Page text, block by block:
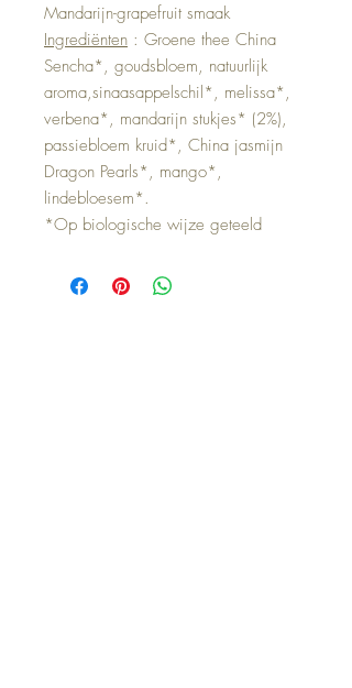
Mandarijn-grapefruit smaak
Ingrediënten : Groene thee China
Sencha*, goudsbloem, natuurlijk
aroma,sinaasappelschil*, melissa*,
verbena*, mandarijn stukjes* (2%),
passiebloem kruid*, China jasmijn
Dragon Pearls*, mango*,
lindebloesem*.
*Op biologische wijze geteeld